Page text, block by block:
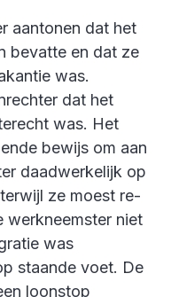
aantonen dat het
bevatte en dat ze
was.
dat het
was. Het
bewijs om aan
daadwerkelijk op
ze moest re-
werkneemster niet
was
staande voet. De
loonstop